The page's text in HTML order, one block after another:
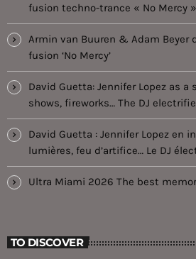
fusion techno-trance « No Mercy »
Armin van Buuren & Adam Beyer
fusion ‘No Mercy’
David Guetta: Jennifer Lopez as
shows, fireworks… The DJ
David Guetta : Jennifer Lopez en
lumières, feu d’artifice… Le DJ
Ultra Miami 2026 The best
TO DISCOVER